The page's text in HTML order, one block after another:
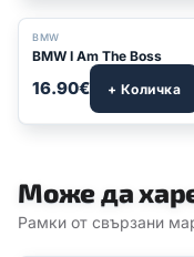
BMW
BMW I Am The Boss
16.90€ + Количка
Може да
Рамки от свързани